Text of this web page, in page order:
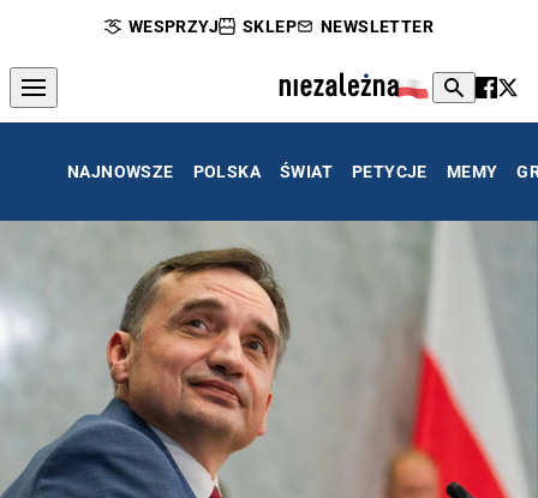
WESPRZYJ SKLEP NEWSLETTER
NAJNOWSZE POLSKA ŚWIAT PETYCJE MEMY